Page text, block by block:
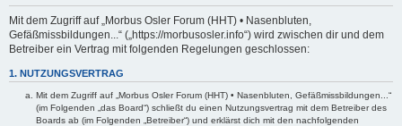
Mit dem Zugriff auf „Morbus Osler Forum (HHT) • Nasenbluten,
Gefäßmissbildungen...“ („https://morbusosler.info“) wird zwischen dir und dem
Betreiber ein Vertrag mit folgenden Regelungen geschlossen:
1. NUTZUNGSVERTRAG
Mit dem Zugriff auf „Morbus Osler Forum (HHT) • Nasenbluten, Gefäßmissbildungen...“
(im Folgenden „das Board“) schließt du einen Nutzungsvertrag mit dem Betreiber des
Boards ab (im Folgenden „Betreiber“) und erklärst dich mit den nachfolgenden